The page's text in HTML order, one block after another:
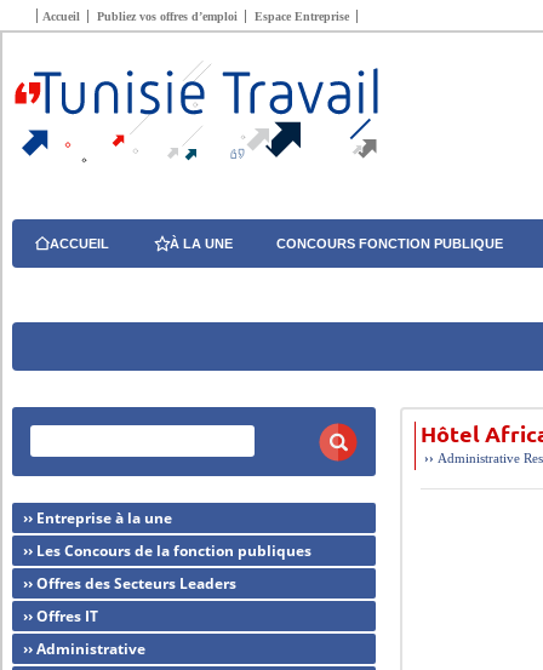
Accueil Publiez vos offres d’emploi Espace Entreprise
ACCUEIL À LA UNE CONCOURS FONCTION PUBLIQUE
Hôtel
›› Administrative
›› Entreprise à la une
›› Les Concours de la fonction publiques
›› Offres des Secteurs Leaders
›› Offres IT
›› Administrative